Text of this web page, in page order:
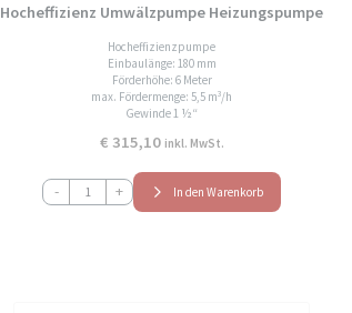
Hocheffizienz Umwälzpumpe Heizungspumpe
Hocheffizienzpumpe
Einbaulänge: 180 mm
Förderhöhe: 6 Meter
max. Fördermenge: 5,5 m³/h
Gewinde 1 ½“
€ 315,10 inkl. MwSt.
-
HST
EPA25-
+ In den Warenkorb